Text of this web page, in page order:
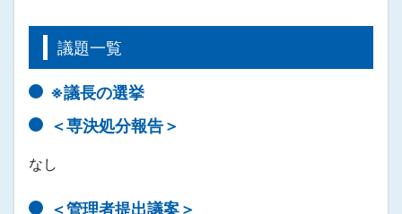
議題一覧
※議長の選挙
＜専決処分報告＞
なし
＜管理者提出議案＞